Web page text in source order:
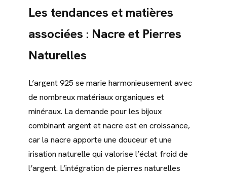
Les tendances et matières
associées : Nacre et Pierres
Naturelles
L’argent 925 se marie harmonieusement avec
de nombreux matériaux organiques et
minéraux. La demande pour les bijoux
combinant argent et nacre est en croissance,
car la nacre apporte une douceur et une
irisation naturelle qui valorise l’éclat froid de
l’argent. L’intégration de pierres naturelles